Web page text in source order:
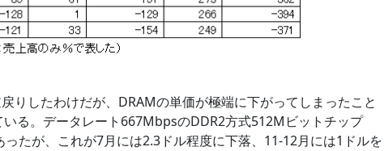
りしたわけだが、DRAMの単価が極端に下がってしまったこと
る。データレート667MbpsのDDR2方式512Mビットチップ
たが、これが7月には2.3ドル程度に下落、11-12月には1ドルを